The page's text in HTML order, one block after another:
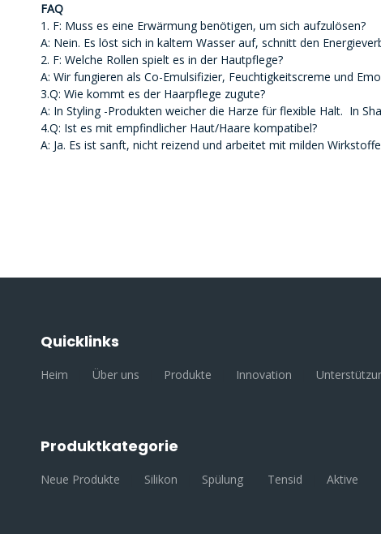
FAQ
1. F: Muss es eine Erwärmung benötigen, um sich aufzulösen?
A: Nein. Es löst sich in kaltem Wasser auf, schnitt den
2. F: Welche Rollen spielt es in der Hautpflege?
A: Wir fungieren als Co-Emulsifizier, Feuchtigkeitscreme und
3.Q: Wie kommt es der Haarpflege zugute?
A: In Styling -Produkten weicher die Harze für flexible Halt. In
4.Q: Ist es mit empfindlicher Haut/Haare kompatibel?
A: Ja. Es ist sanft, nicht reizend und arbeitet mit milden
Quicklinks
Heim Über uns Produkte Innovation
Produktkategorie
Neue Produkte Silikon Spülung Tensid Aktive